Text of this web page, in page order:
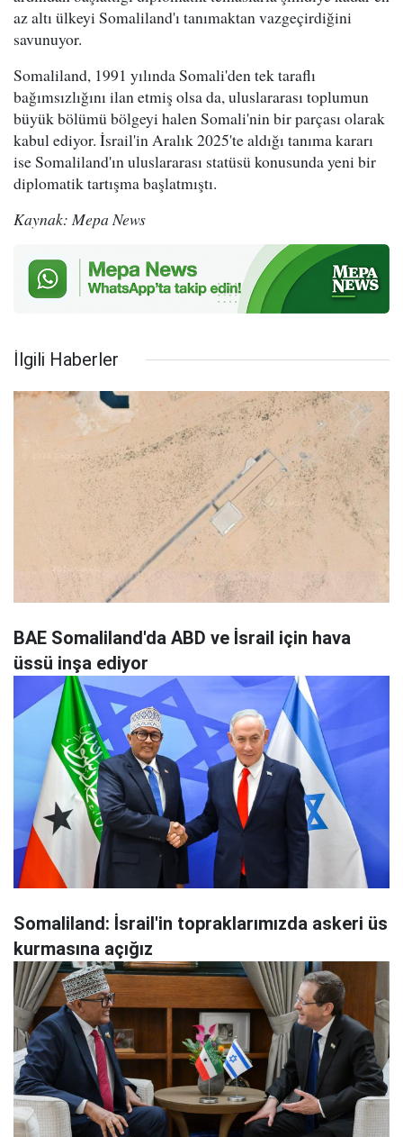
az altı ülkeyi Somaliland'ı tanımaktan vazgeçirdiğini
savunuyor.
Somaliland, 1991 yılında Somali'den tek taraflı
bağımsızlığını ilan etmiş olsa da, uluslararası toplumun
büyük bölümü bölgeyi halen Somali'nin bir parçası olarak
kabul ediyor. İsrail'in Aralık 2025'te aldığı tanıma kararı
ise Somaliland'ın uluslararası statüsü konusunda yeni bir
diplomatik tartışma başlatmıştı.
Kaynak: Mepa News
İlgili Haberler
BAE Somaliland'da ABD ve İsrail için hava
üssü inşa ediyor
Somaliland: İsrail'in topraklarımızda askeri üs
kurmasına açığız